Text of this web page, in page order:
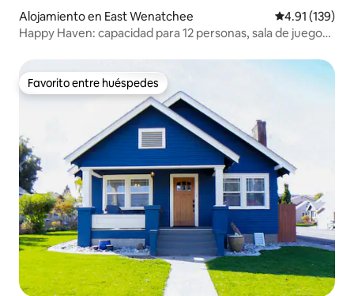
Alojamiento en East Wenatchee Calificación
4.91 (139)
Happy Haven: capacidad para 12 personas, sala de juegos,
Favorito entre huéspedes
Favorito entre huéspedes